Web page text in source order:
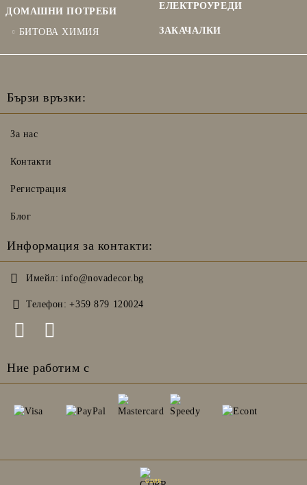
ДОМАШНИ ПОТРЕБИ
БИТОВА ХИМИЯ
ЕЛЕКТРОУРЕДИ
ЗАКАЧАЛКИ
Бързи връзки:
За нас
Контакти
Регистрация
Блог
Информация за контакти:
Имейл: info@novadecor.bg
Телефон: +359 879 120024
Ние работим с
GDPR